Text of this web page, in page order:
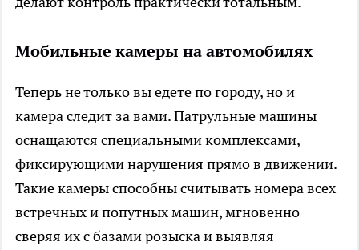
Мобильные камеры на автомобилях
Теперь не только вы едете по городу, но и
камера следит за вами. Патрульные машины
оснащаются специальными комплексами,
фиксирующими нарушения прямо в движении.
Такие камеры способны считывать номера всех
встречных и попутных машин, мгновенно
сверяя их с базами розыска и выявляя